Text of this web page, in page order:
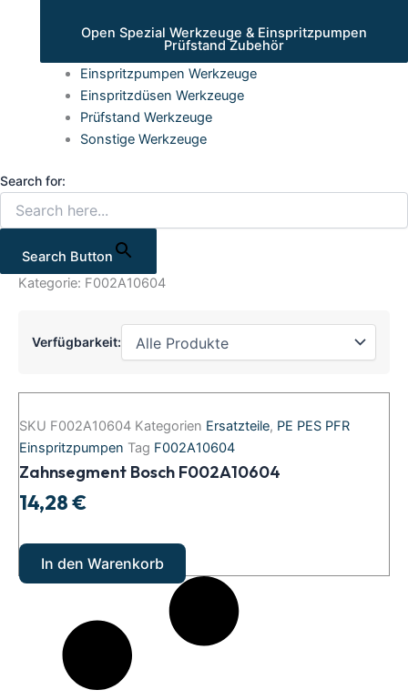
Open Spezial Werkzeuge & Einspritzpumpen
Prüfstand Zubehör
Einspritzpumpen Werkzeuge
Einspritzdüsen Werkzeuge
Prüfstand Werkzeuge
Sonstige Werkzeuge
Search for:
Search Button
Kategorie: F002A10604
Verfügbarkeit:
SKU F002A10604 Kategorien Ersatzteile, PE PES PFR
Einspritzpumpen Tag F002A10604
Zahnsegment Bosch F002A10604
14,28€
Bosch
Menge
In den Warenkorb